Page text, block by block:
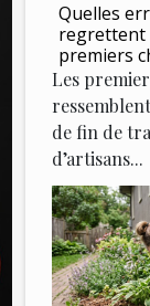
Quelles
regrettent
premiers
Les
de fin de
d’artisans...